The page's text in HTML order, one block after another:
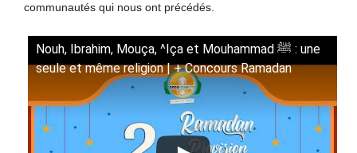
communautés qui nous ont précédés.
Nouh, Ibrahim, Mouça, ^Iça et Mouhammad ﷺ : une
seule et même religion | + Concours Ramadan